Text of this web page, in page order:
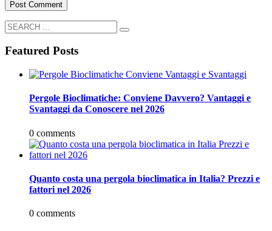
Featured Posts
Pergole Bioclimatiche: Conviene Davvero? Vantaggi e
Svantaggi da Conoscere nel 2026
0 comments
Quanto costa una pergola bioclimatica in Italia? Prezzi e
fattori nel 2026
0 comments